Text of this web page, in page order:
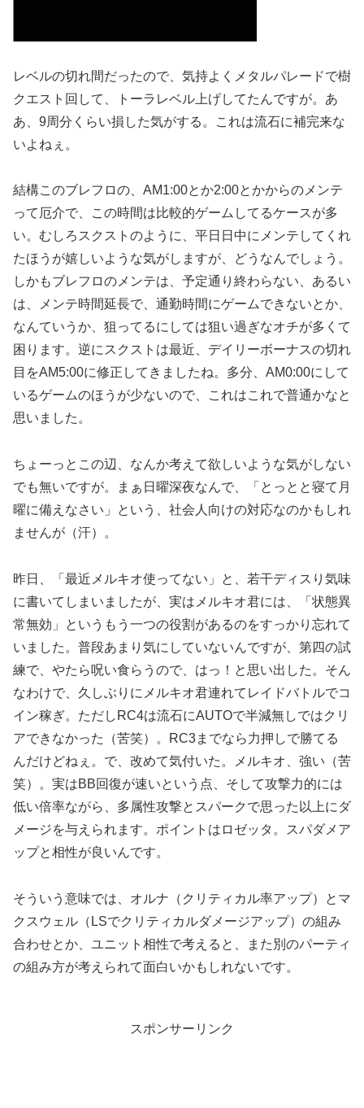
レベルの切れ間だったので、気持よくメタルパレードで樹
クエスト回して、トーラレベル上げしてたんですが。あ
あ、9周分くらい損した気がする。これは流石に補完来な
いよねぇ。
結構このブレフロの、AM1:00とか2:00とかからのメンテ
って厄介で、この時間は比較的ゲームしてるケースが多
い。むしろスクストのように、平日日中にメンテしてくれ
たほうが嬉しいような気がしますが、どうなんでしょう。
しかもブレフロのメンテは、予定通り終わらない、あるい
は、メンテ時間延長で、通勤時間にゲームできないとか、
なんていうか、狙ってるにしては狙い過ぎなオチが多くて
困ります。逆にスクストは最近、デイリーボーナスの切れ
目をAM5:00に修正してきましたね。多分、AM0:00にして
いるゲームのほうが少ないので、これはこれで普通かなと
思いました。
ちょーっとこの辺、なんか考えて欲しいような気がしない
でも無いですが。まぁ日曜深夜なんで、「とっとと寝て月
曜に備えなさい」という、社会人向けの対応なのかもしれ
ませんが（汗）。
昨日、「最近メルキオ使ってない」と、若干ディスり気味
に書いてしまいましたが、実はメルキオ君には、「状態異
常無効」というもう一つの役割があるのをすっかり忘れて
いました。普段あまり気にしていないんですが、第四の試
練で、やたら呪い食らうので、はっ！と思い出した。そん
なわけで、久しぶりにメルキオ君連れてレイドバトルでコ
イン稼ぎ。ただしRC4は流石にAUTOで半減無しではクリ
アできなかった（苦笑）。RC3までなら力押しで勝てる
んだけどねぇ。で、改めて気付いた。メルキオ、強い（苦
笑）。実はBB回復が速いという点、そして攻撃力的には
低い倍率ながら、多属性攻撃とスパークで思った以上にダ
メージを与えられます。ポイントはロゼッタ。スパダメア
ップと相性が良いんです。
そういう意味では、オルナ（クリティカル率アップ）とマ
クスウェル（LSでクリティカルダメージアップ）の組み
合わせとか、ユニット相性で考えると、また別のパーティ
の組み方が考えられて面白いかもしれないです。
スポンサーリンク